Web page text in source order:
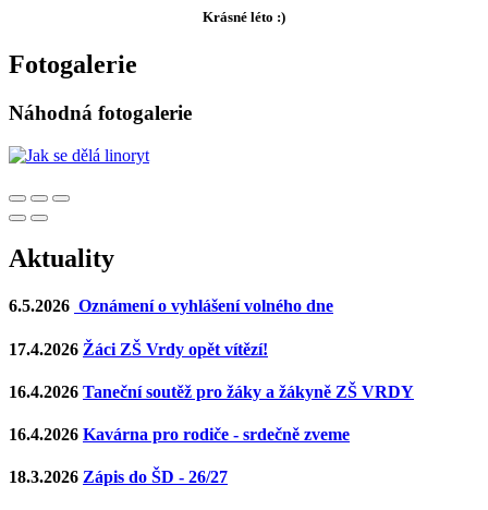
Krásné léto :)
Fotogalerie
Náhodná fotogalerie
Aktuality
6.5.2026 Oznámení o vyhlášení volného dne
17.4.2026 Žáci ZŠ Vrdy opět vítězí!
16.4.2026 Taneční soutěž pro žáky a žákyně ZŠ VRDY
16.4.2026 Kavárna pro rodiče - srdečně zveme
18.3.2026 Zápis do ŠD - 26/27